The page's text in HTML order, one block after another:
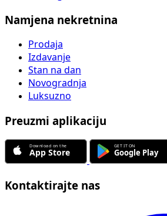
Namjena nekretnina
Prodaja
Izdavanje
Stan na dan
Novogradnja
Luksuzno
Preuzmi aplikaciju
Kontaktirajte nas